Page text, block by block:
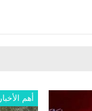
أهم الأخبار